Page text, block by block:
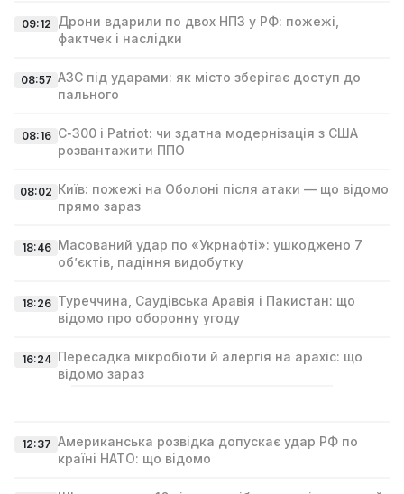
09:12 Дрони вдарили по двох НПЗ у РФ: пожежі,
фактчек і наслідки
08:57 АЗС під ударами: як місто зберігає доступ до
пального
08:16 С‑300 і Patriot: чи здатна модернізація з США
розвантажити ППО
08:02 Київ: пожежі на Оболоні після атаки — що відомо
прямо зараз
18:46 Масований удар по «Укрнафті»: ушкоджено 7
об’єктів, падіння видобутку
18:26 Туреччина, Саудівська Аравія і Пакистан: що
відомо про оборонну угоду
16:24 Пересадка мікробіоти й алергія на арахіс: що
відомо зараз
12:37 Американська розвідка допускає удар РФ по
країні НАТО: що відомо